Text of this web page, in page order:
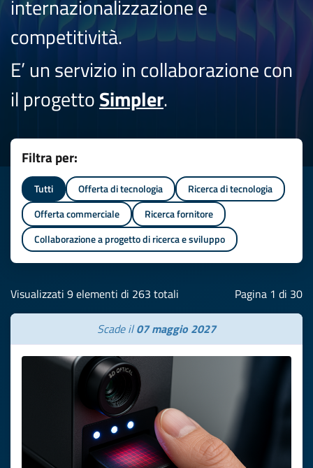
internazionalizzazione e
competitività.
E’ un servizio in collaborazione con
il progettoSimpler.
Filtra per:
Tutti Offerta di tecnologia
Ricerca di tecnologia
Offerta commerciale
Ricerca fornitore
Collaborazione a progetto di ricerca e sviluppo
Visualizzati 9 elementi di 263 totali Pagina 1 di 30
Scade il07 maggio 2027